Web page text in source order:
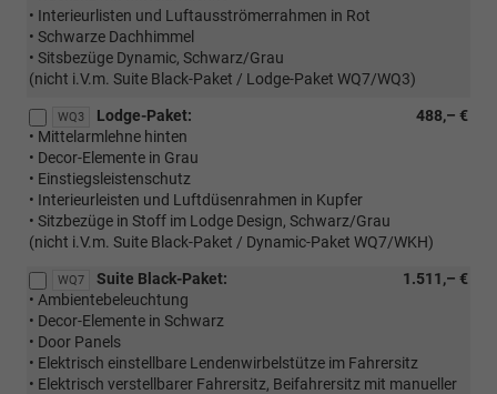
• Interieurlisten und Luftausströmerrahmen in Rot
• Schwarze Dachhimmel
• Sitsbezüge Dynamic, Schwarz/Grau
(nicht i.V.m. Suite Black-Paket / Lodge-Paket WQ7/WQ3)
WQ3 488,– €
Lodge-Paket:
• Mittelarmlehne hinten
• Decor-Elemente in Grau
• Einstiegsleistenschutz
• Interieurleisten und Luftdüsenrahmen in Kupfer
• Sitzbezüge in Stoff im Lodge Design, Schwarz/Grau
(nicht i.V.m. Suite Black-Paket / Dynamic-Paket WQ7/WKH)
WQ7 1.511,– €
Suite Black-Paket:
• Ambientebeleuchtung
• Decor-Elemente in Schwarz
• Door Panels
• Elektrisch einstellbare Lendenwirbelstütze im Fahrersitz
• Elektrisch verstellbarer Fahrersitz, Beifahrersitz mit manueller